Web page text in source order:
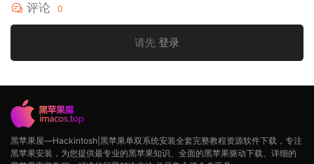
评论 0
请先 登录
黑苹果屋—Hackintosh|黑苹果单双系统安装全套完整教程资源软件下载，专注
黑苹果安装，为您提供最专业的黑苹果知识、全面的黑苹果驱动下载、详细的